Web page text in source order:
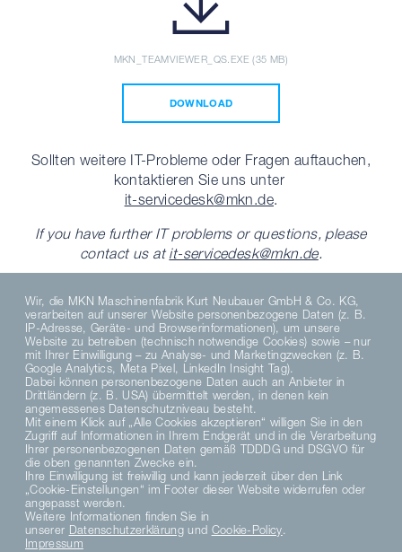
MKN_TEAMVIEWER_QS.EXE (35 MB)
DOWNLOAD
Sollten weitere IT-Probleme oder Fragen auftauchen,
kontaktieren Sie uns unter
it-servicedesk@mkn.de.
If you have further IT problems or questions, please
contact us at it-servicedesk@mkn.de.
Folgen Sie uns
DATENSCHUTZHINWEISE
DATENSCHUTZERKLÄRUNG SOCIAL MEDIA
DATENSCHUTZERKLÄRUNG
Wir, die MKN Maschinenfabrik Kurt Neubauer GmbH & Co. KG,
verarbeiten auf unserer Website personenbezogene Daten (z. B.
IP-Adresse, Geräte- und Browserinformationen), um unsere
Website zu betreiben (technisch notwendige Cookies) sowie – nur
mit Ihrer Einwilligung – zu Analyse- und Marketingzwecken (z. B.
Google Analytics, Meta Pixel, LinkedIn Insight Tag).
Dabei können personenbezogene Daten auch an Anbieter in
Drittländern (z. B. USA) übermittelt werden, in denen kein
angemessenes Datenschutzniveau besteht.
Mit einem Klick auf „Alle Cookies akzeptieren“ willigen Sie in den
Zugriff auf Informationen in Ihrem Endgerät und in die Verarbeitung
Ihrer personenbezogenen Daten gemäß TDDDG und DSGVO für
die oben genannten Zwecke ein.
Ihre Einwilligung ist freiwillig und kann jederzeit über den Link
„Cookie-Einstellungen“ im Footer dieser Website widerrufen oder
angepasst werden.
Weitere Informationen finden Sie in
unserer Datenschutzerklärungund Cookie-Policy.
Impressum